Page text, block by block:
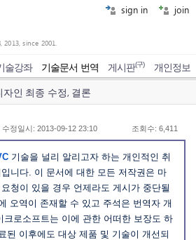
sign in join
2013, since 2001.
술강좌 기술문서 번역 게시판(구) 개인정보
인 최종 수정, 결론
정일시: 2013-09-12 23:10 조회수: 6,411
기술을 널리 알리고자 하는 개인적인 취
니다. 이 문서에 대한 모든 저작권은 마
청이 있을 경우 언제라도 게시가 중단될
오역이 존재할 수 있고 주석은 번역자 개
크로소프트는 이에 관한 어떠한 보장도 하
된 이후에도 대상 제품 및 기술이 개선되